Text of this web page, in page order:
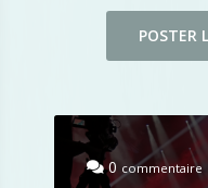
0 commentaire